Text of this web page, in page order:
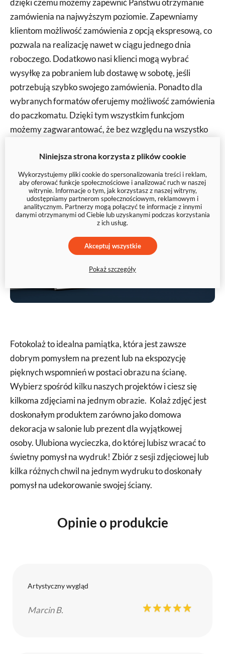
zamówienia na najwyższym poziomie. Zapewniamy
klientom możliwość zamówienia z opcją ekspresową, co
pozwala na realizację nawet w ciągu jednego dnia
roboczego. Dodatkowo nasi klienci mogą wybrać
wysyłkę za pobraniem lub dostawę w sobotę, jeśli
potrzebują szybko swojego zamówienia. Ponadto dla
wybranych formatów oferujemy możliwość zamówienia
do paczkomatu. Dzięki tym wszystkim funkcjom
możemy zagwarantować, że bez względu na wszystko
Fotokolaż to idealna pamiątka, która jest zawsze
dobrym pomysłem na prezent lub na ekspozycję
pięknych wspomnień w postaci obrazu na ścianę.
Wybierz spośród kilku naszych projektów i ciesz się
kilkoma zdjęciami na jednym obrazie. Kolaż zdjęć jest
doskonałym produktem zarówno jako domowa
dekoracja w salonie lub prezent dla wyjątkowej
osoby. Ulubiona wycieczka, do której lubisz wracać to
świetny pomysł na wydruk! Zbiór z sesji zdjęciowej lub
kilka różnych chwil na jednym wydruku to doskonały
pomysł na udekorowanie swojej ściany.
Opinie o produkcie
Artystyczny wygląd
Marcin B.
Niniejsza strona korzysta z plików cookie
Wykorzystujemy pliki cookie do spersonalizowania treści i reklam,
aby oferować funkcje społecznościowe i analizować ruch w naszej
witrynie. Informacje o tym, jak korzystasz z naszej witryny,
udostępniamy partnerom społecznościowym, reklamowym i
analitycznym. Partnerzy mogą połączyć te informacje z innymi
danymi otrzymanymi od Ciebie lub uzyskanymi podczas korzystania
z ich usług.
Akceptuj wszystkie
Pokaż szczegóły